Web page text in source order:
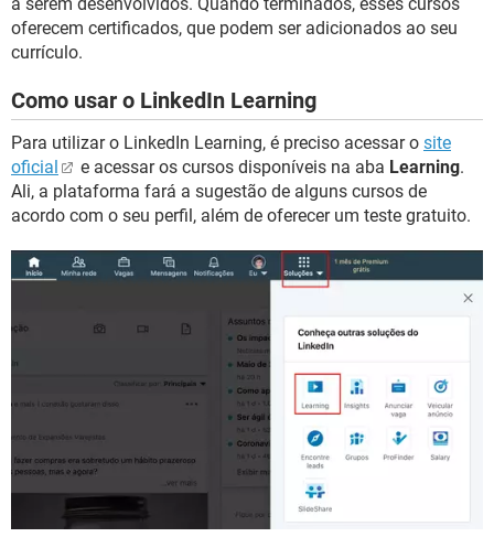
oferecem certificados, que podem ser adicionados ao seu
currículo.
Como usar o LinkedIn Learning
Para utilizar o LinkedIn Learning, é preciso acessar o site
oficial
e acessar os cursos disponíveis na aba Learning.
Ali, a plataforma fará a sugestão de alguns cursos de
acordo com o seu perfil, além de oferecer um teste gratuito.